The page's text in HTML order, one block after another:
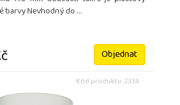
barvy Nevhodný do ...
Objednat
Kód produktu: 2334